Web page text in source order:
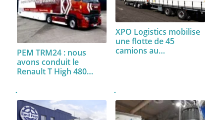
PEM TRM24 : nous
avons conduit le
Renault T High 480…
XPO Logistics mobilise
une flotte de 45
camions au…